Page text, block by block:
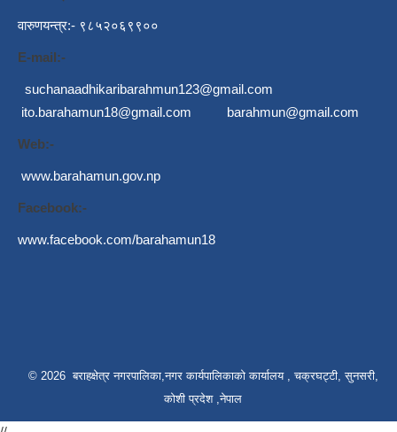
वारुणयन्त्र:- ९८५२०६९९००
E-mail:-
suchanaadhikaribarahmun123@gmail.com
ito.barahamun18@gmail.com
barahmun@gmail.com
Web:-
www.barahamun.gov.np
Facebook:-
www.facebook.com/barahamun18
© 2026 बराहक्षेत्र नगरपालिका,नगर कार्यपालिकाको कार्यालय , चक्रघट्टी, सुनसरी,
कोशी प्रदेश ,नेपाल